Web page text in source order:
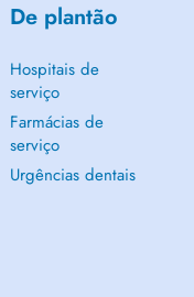
De plantão
Hospitais de
serviço
Farmácias de
serviço
Urgências dentais